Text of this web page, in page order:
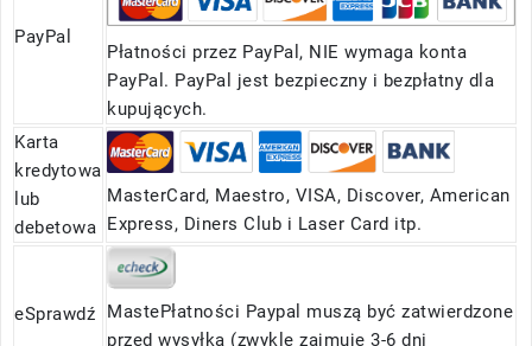
PayPal
Płatności przez PayPal, NIE wymaga konta
PayPal. PayPal jest bezpieczny i bezpłatny dla
kupujących.
Karta
kredytowa
lub
debetowa
MasterCard, Maestro, VISA, Discover, American
Express, Diners Club i Laser Card itp.
eSprawdź
MastePłatności Paypal muszą być zatwierdzone
przed wysyłką (zwykle zajmuje 3-6 dni